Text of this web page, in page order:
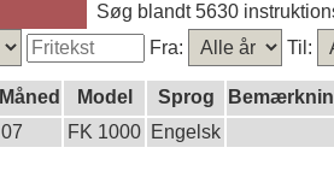
Søg blandt 5630
Fra:
Til:
Måned Model Sprog
07 FK 1000 Engelsk